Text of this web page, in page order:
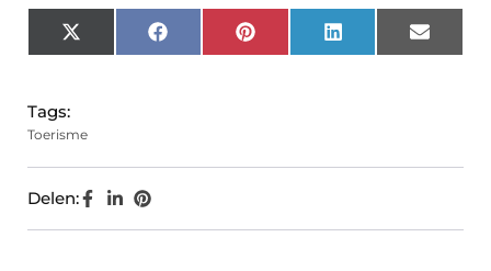
X
(Twitter)
FacebookPinterest LinkedIn Email
Tags:
Toerisme
Delen: